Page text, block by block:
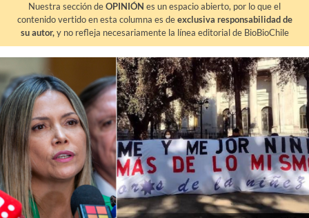
Nuestra sección deOPINIÓN es un espacio abierto, por lo que el
contenido vertido en esta columna es deexclusiva responsabilidad de
su autor,y no refleja necesariamente la línea editorial de BioBioChile